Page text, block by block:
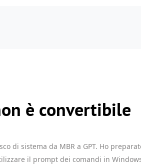
è convertibile
di sistema da MBR a GPT. Ho
il prompt dei comandi in